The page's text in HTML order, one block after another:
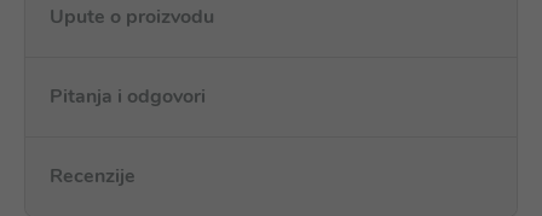
Upute o proizvodu
Pitanja i odgovori
Recenzije